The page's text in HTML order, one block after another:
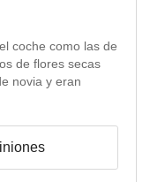
coche como las de
de flores secas
novia y eran